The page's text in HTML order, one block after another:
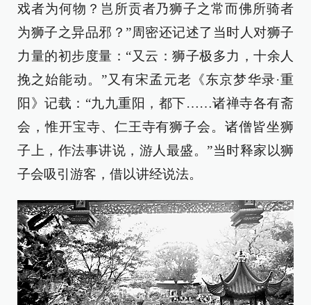
戏者为何物？岂所贡者乃狮子之常而佛所骑者
为狮子之异品邪？”周密还记述了当时人对狮子
力量的初步度量：“又云：狮子极多力，十余人
挽之始能动。”又有宋孟元老《东京梦华录·重
阳》记载：“九九重阳，都下……诸禅寺各有斋
会，惟开宝寺、仁王寺有狮子会。诸僧皆坐狮
子上，作法事讲说，游人最盛。”当时释家以狮
子会吸引游客，借以讲经说法。